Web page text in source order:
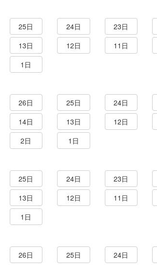
25日 24日 23日
13日 12日 11日
1日
26日 25日 24日
14日 13日 12日
2日 1日
25日 24日 23日
13日 12日 11日
1日
26日 25日 24日